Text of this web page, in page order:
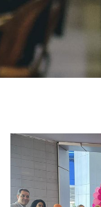
المراكز والوحدات
الأنظمة الذكية
الطلاب
هيئة التدريس